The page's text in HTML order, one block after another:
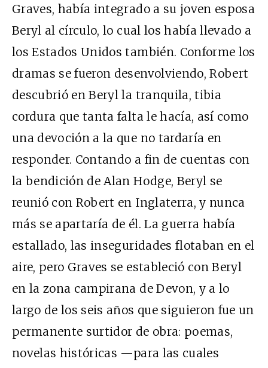
Graves, había integrado a su joven esposa
Beryl al círculo, lo cual los había llevado a
los Estados Unidos también. Conforme los
dramas se fueron desenvolviendo, Robert
descubrió en Beryl la tranquila, tibia
cordura que tanta falta le hacía, así como
una devoción a la que no tardaría en
responder. Contando a fin de cuentas con
la bendición de Alan Hodge, Beryl se
reunió con Robert en Inglaterra, y nunca
más se apartaría de él. La guerra había
estallado, las inseguridades flotaban en el
aire, pero Graves se estableció con Beryl
en la zona campirana de Devon, y a lo
largo de los seis años que siguieron fue un
permanente surtidor de obra: poemas,
novelas históricas —para las cuales